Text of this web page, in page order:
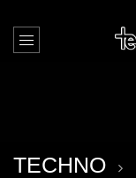
TECHNO